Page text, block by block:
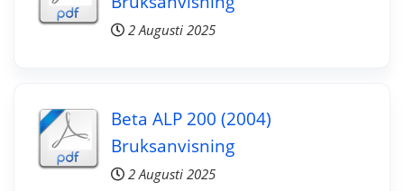
2 Augusti 2025
Beta ALP 200 (2004)
Bruksanvisning
2 Augusti 2025